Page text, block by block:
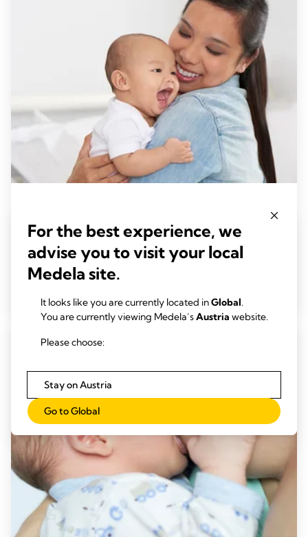
Welche Vorteile hat Stillen für dein Baby?
Zeit zum Lesen: 3 min.
For the best experience, we
advise you to visit your local
Medela site.
It looks like you are currently located inGlobal.
You are currently viewing Medela’sAustria website.
Please choose:
Stay on Austria
Go to Global